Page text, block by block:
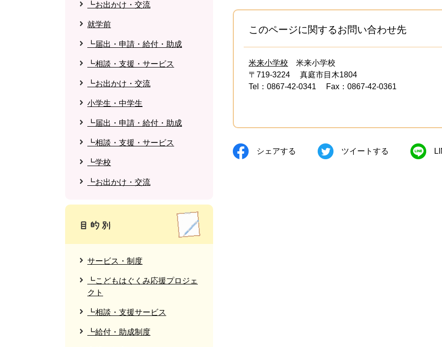
このページに関するお問い合わせ先
米来小学校
米来小学校
〒719-3224
真庭市目木1804
Tel：0867-42-0341
Fax：0867-42-0361
シェアする ツイートする
┗お出かけ・交流
就学前
┗届出・申請・給付・助成
┗相談・支援・サービス
┗お出かけ・交流
小学生・中学生
┗届出・申請・給付・助成
┗相談・支援・サービス
┗学校
┗お出かけ・交流
サービス・制度
┗こどもはぐくみ応援プロジェ
クト
┗相談・支援サービス
┗給付・助成制度